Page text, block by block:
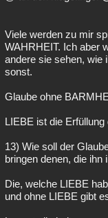
Viele werden zu mir
WAHRHEIT. Ich aber
andere sie sehen, wie
sonst.
Glaube ohne
LIEBE ist die
13) Wie soll der
bringen denen, die ihn
Die, welche LIEBE
und ohne LIEBE gibt